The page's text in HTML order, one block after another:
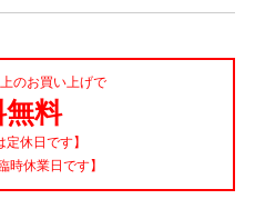
のお買い上げで
無料
定休日です】
時休業日です】